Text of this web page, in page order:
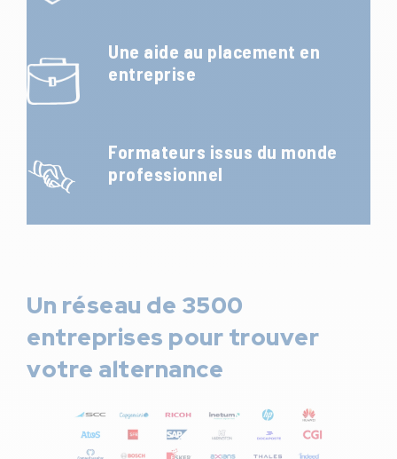
Une aide au placement en
entreprise
Formateurs issus du monde
professionnel
Un réseau de 3500
entreprises pour trouver
votre alternance